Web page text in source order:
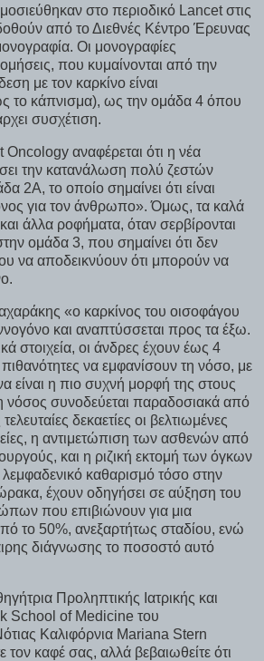
στο περιοδικό Lancet στις
από το Διεθνές Κέντρο Έρευνας
Οι μονογραφίες
που κυμαίνονται από την
με τον καρκίνο είναι
το κάπνισμα), ως την ομάδα 4 όπου
συσχέτιση.
Oncology αναφέρεται ότι η νέα
την κατανάλωση πολύ ζεστών
2Α, το οποίο σημαίνει ότι είναι
για τον άνθρωπο». Όμως, τα καλά
και άλλα ροφήματα, όταν σερβίρονται
ομάδα 3, που σημαίνει ότι δεν
να αποδεικνύουν ότι μπορούν να
«ο καρκίνος του οισοφάγου
και αναπτύσσεται προς τα έξω.
στοιχεία, οι άνδρες έχουν έως 4
να εμφανίσουν τη νόσο, με
είναι η πιο συχνή μορφή της στους
νόσος συνοδεύεται παραδοσιακά από
δεκαετίες οι βελτιωμένες
η αντιμετώπιση των ασθενών από
και η ριζική εκτομή των όγκων
καθαρισμό τόσο στην
έχουν οδηγήσει σε αύξηση του
που επιβιώνουν για μια
το 50%, ανεξαρτήτως σταδίου, ενώ
διάγνωσης το ποσοστό αυτό
Προληπτικής Ιατρικής και
School of Medicine του
Καλιφόρνια Mariana Stern
καφέ σας, αλλά βεβαιωθείτε ότι